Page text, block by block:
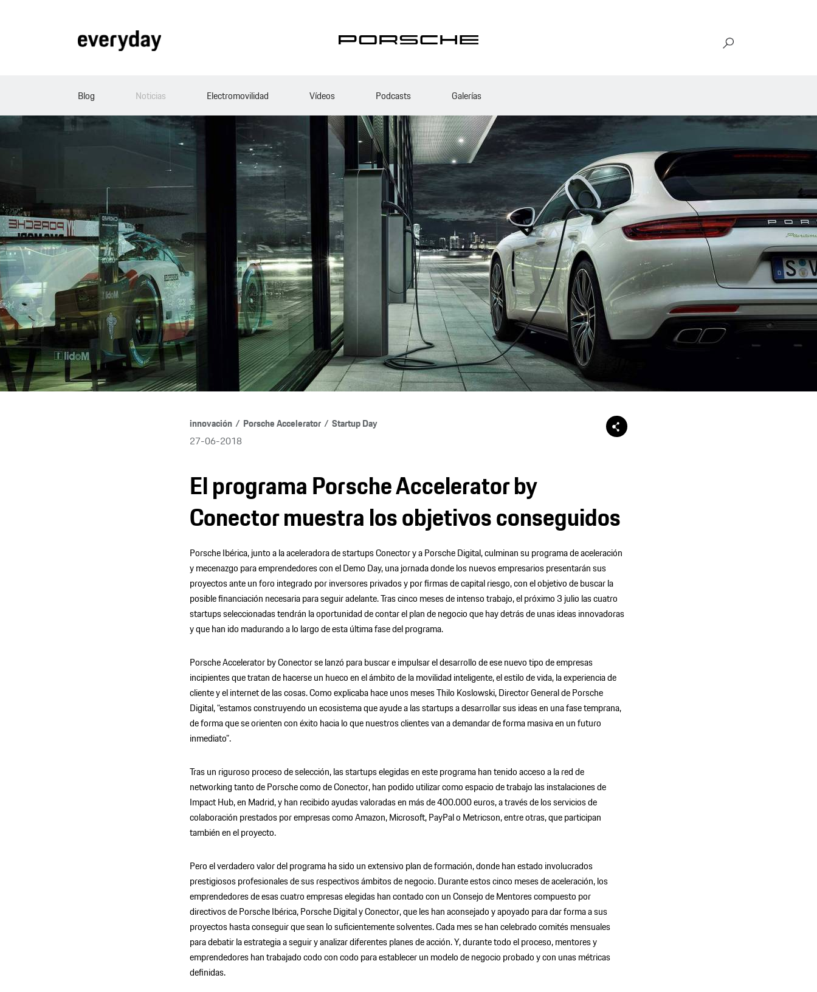
Blog Noticias Electromovilidad Vídeos Podcasts Galerías
innovación Porsche Accelerator
Startup Day
27-06-2018
El programa Porsche Accelerator by
Conector muestra los objetivos conseguidos
Porsche Ibérica, junto a la aceleradora de startups Conector y a Porsche Digital, culminan su programa de aceleración
y mecenazgo para emprendedores con el Demo Day, una jornada donde los nuevos empresarios presentarán sus
proyectos ante un foro integrado por inversores privados y por firmas de capital riesgo, con el objetivo de buscar la
posible financiación necesaria para seguir adelante. Tras cinco meses de intenso trabajo, el próximo 3 julio las cuatro
startups seleccionadas tendrán la oportunidad de contar el plan de negocio que hay detrás de unas ideas innovadoras
y que han ido madurando a lo largo de esta última fase del programa.
Porsche Accelerator by Conector se lanzó para buscar e impulsar el desarrollo de ese nuevo tipo de empresas
incipientes que tratan de hacerse un hueco en el ámbito de la movilidad inteligente, el estilo de vida, la experiencia de
cliente y el internet de las cosas. Como explicaba hace unos meses Thilo Koslowski, Director General de Porsche
Digital, “estamos construyendo un ecosistema que ayude a las startups a desarrollar sus ideas en una fase temprana,
de forma que se orienten con éxito hacia lo que nuestros clientes van a demandar de forma masiva en un futuro
inmediato”.
Tras un riguroso proceso de selección, las startups elegidas en este programa han tenido acceso a la red de
networking tanto de Porsche como de Conector, han podido utilizar como espacio de trabajo las instalaciones de
Impact Hub, en Madrid, y han recibido ayudas valoradas en más de 400.000 euros, a través de los servicios de
colaboración prestados por empresas como Amazon, Microsoft, PayPal o Metricson, entre otras, que participan
también en el proyecto.
Pero el verdadero valor del programa ha sido un extensivo plan de formación, donde han estado involucrados
prestigiosos profesionales de sus respectivos ámbitos de negocio. Durante estos cinco meses de aceleración, los
emprendedores de esas cuatro empresas elegidas han contado con un Consejo de Mentores compuesto por
directivos de Porsche Ibérica, Porsche Digital y Conector, que les han aconsejado y apoyado para dar forma a sus
proyectos hasta conseguir que sean lo suficientemente solventes. Cada mes se han celebrado comités mensuales
para debatir la estrategia a seguir y analizar diferentes planes de acción. Y, durante todo el proceso, mentores y
emprendedores han trabajado codo con codo para establecer un modelo de negocio probado y con unas métricas
definidas.